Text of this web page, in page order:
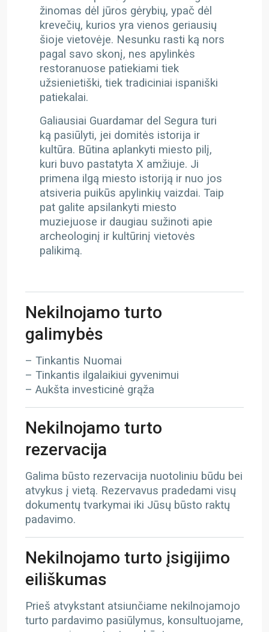
žinomas dėl jūros gėrybių, ypač dėl
krevečių, kurios yra vienos geriausių
šioje vietovėje. Nesunku rasti ką nors
pagal savo skonį, nes apylinkės
restoranuose patiekiami tiek
užsienietiški, tiek tradiciniai ispaniški
patiekalai.
Galiausiai Guardamar del Segura turi
ką pasiūlyti, jei domitės istorija ir
kultūra. Būtina aplankyti miesto pilį,
kuri buvo pastatyta X amžiuje. Ji
primena ilgą miesto istoriją ir nuo jos
atsiveria puikūs apylinkių vaizdai. Taip
pat galite apsilankyti miesto
muziejuose ir daugiau sužinoti apie
archeologinį ir kultūrinį vietovės
palikimą.
Nekilnojamo turto
galimybės
– Tinkantis Nuomai
– Tinkantis ilgalaikiui gyvenimui
– Aukšta investicinė grąža
Nekilnojamo turto
rezervacija
Galima būsto rezervacija nuotoliniu būdu bei
atvykus į vietą. Rezervavus pradedami visų
dokumentų tvarkymai iki Jūsų būsto raktų
padavimo.
Nekilnojamo turto įsigijimo
eiliškumas
Prieš atvykstant atsiunčiame nekilnojamojo
turto pardavimo pasiūlymus, konsultuojame,